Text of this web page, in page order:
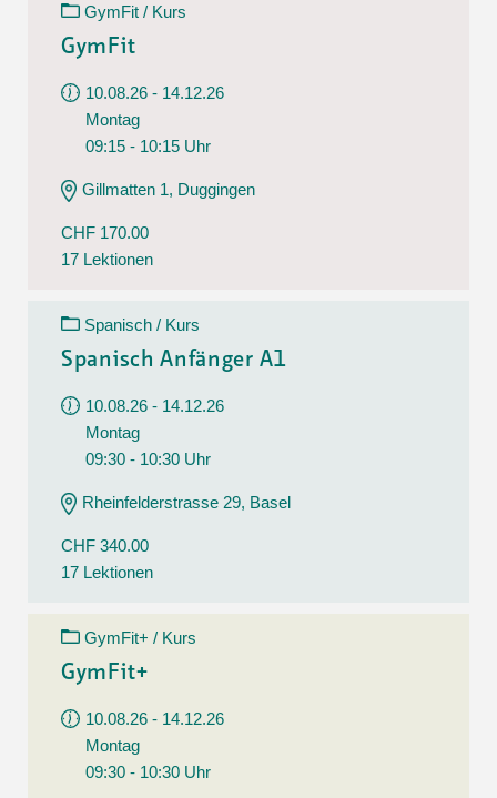
GymFit / Kurs
GymFit
10.08.26 - 14.12.26
Montag
09:15 - 10:15 Uhr
Gillmatten 1, Duggingen
CHF 170.00
17 Lektionen
Spanisch / Kurs
Spanisch Anfänger A1
10.08.26 - 14.12.26
Montag
09:30 - 10:30 Uhr
Rheinfelderstrasse 29, Basel
CHF 340.00
17 Lektionen
GymFit+ / Kurs
GymFit+
10.08.26 - 14.12.26
Montag
09:30 - 10:30 Uhr